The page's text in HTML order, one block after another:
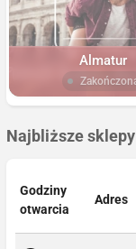
Almatur
Najbliższe sklepy
Godziny
otwarcia
Adres